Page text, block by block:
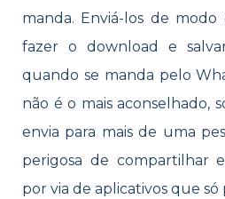
manda. Enviá-los de modo
fazer o download e
quando se manda pelo
não é o mais aconselhado,
envia para mais de uma
perigosa de compartilhar
por via de aplicativos que